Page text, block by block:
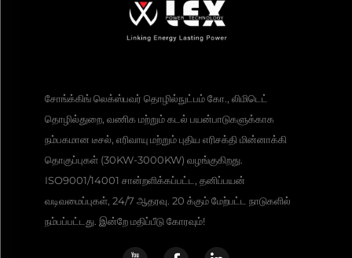
சோங்க்கிங் லெக்ஸ்பவர் தொழில்நுட்பம் கோ., லிமிடெட்
தொழில்துறை, வணிக மற்றும் கடல் பயன்பாடுகளுக்காக
நம்பகமான டீசல், எரிவாயு மற்றும் புதிய எரிசக்தி மின்னாக்கி
தொகுப்புகள் (30KW-3000KW) வழங்குகிறது.
ISO9001/14001 சான்றளிக்கப்பட்ட, தனிப்பயன்
வடிவமைப்புகள், 24/7 ஆதரவு. 20 க்கும் மேற்பட்ட நாடுகளில்
நம்பப்பட்டது. இன்றே மதிப்பீடு கோரவும்!